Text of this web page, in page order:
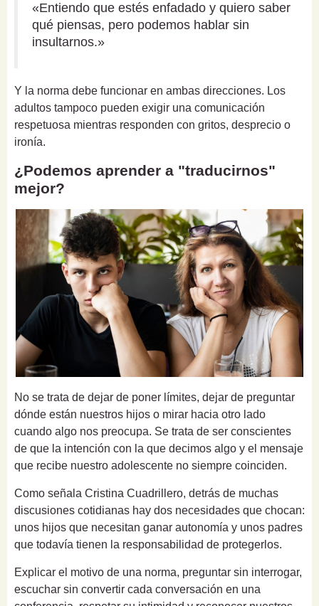
«Entiendo que estés enfadado y quiero saber
qué piensas, pero podemos hablar sin
insultarnos.»
Y la norma debe funcionar en ambas direcciones. Los
adultos tampoco pueden exigir una comunicación
respetuosa mientras responden con gritos, desprecio o
ironía.
¿Podemos aprender a "traducirnos"
mejor?
No se trata de dejar de poner límites, dejar de preguntar
dónde están nuestros hijos o mirar hacia otro lado
cuando algo nos preocupa. Se trata de ser conscientes
de que la intención con la que decimos algo y el mensaje
que recibe nuestro adolescente no siempre coinciden.
Como señala Cristina Cuadrillero, detrás de muchas
discusiones cotidianas hay dos necesidades que chocan:
unos hijos que necesitan ganar autonomía y unos padres
que todavía tienen la responsabilidad de protegerlos.
Explicar el motivo de una norma, preguntar sin interrogar,
escuchar sin convertir cada conversación en una